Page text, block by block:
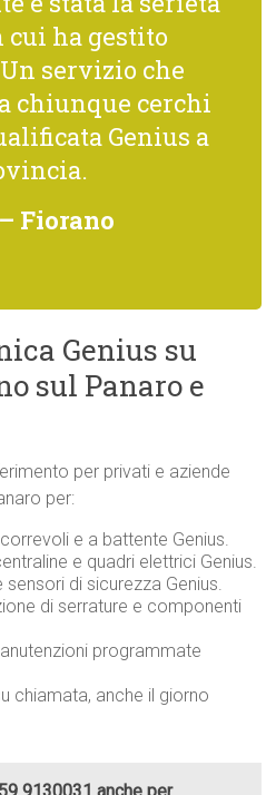
cui ha gestito
servizio che
chiunque cerchi
Genius a
Fiorano
Genius su
sul Panaro e
per privati e aziende
per:
e a battente Genius.
e quadri elettrici Genius.
di sicurezza Genius.
di serrature e componenti
programmate
chiamata, anche il giorno